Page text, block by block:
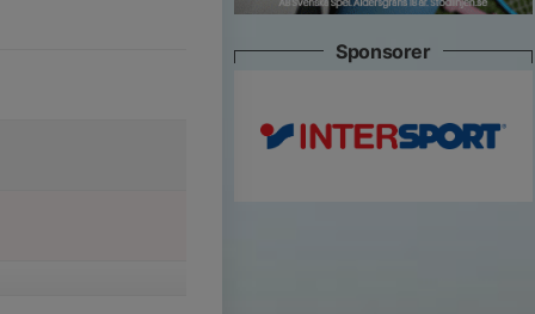
Sponsorer